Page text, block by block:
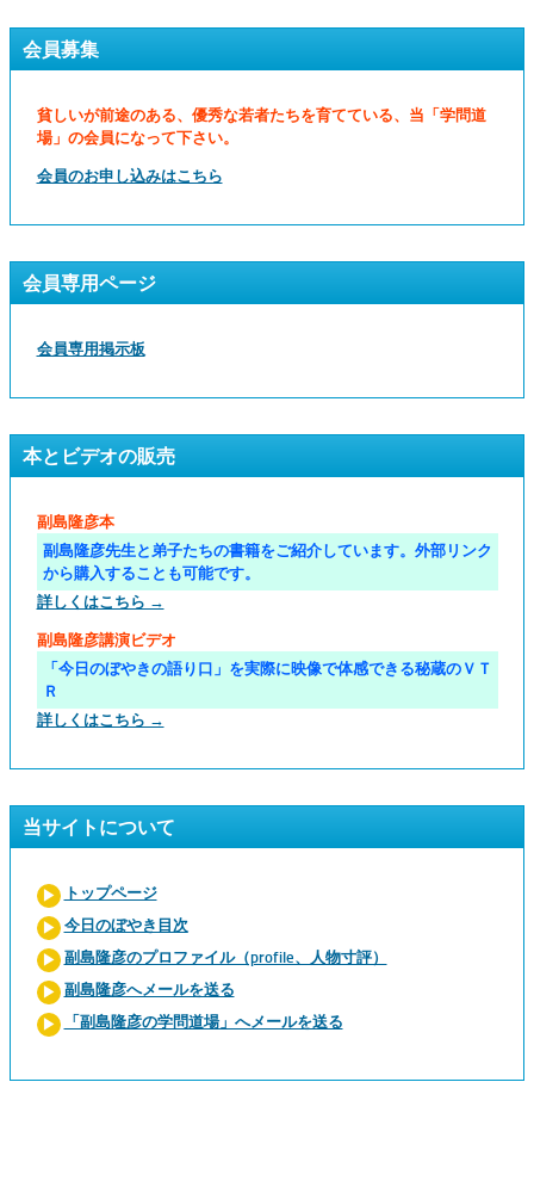
会員募集
貧しいが前途のある、優秀な若者たちを育てている、当「学問道
場」の会員になって下さい。
会員のお申し込みはこちら
会員専用ページ
会員専用掲示板
本とビデオの販売
副島隆彦本
副島隆彦先生と弟子たちの書籍をご紹介しています。外部リンク
から購入することも可能です。
詳しくはこちら →
副島隆彦講演ビデオ
「今日のぼやきの語り口」を実際に映像で体感できる秘蔵のＶＴ
Ｒ
詳しくはこちら →
当サイトについて
トップページ
今日のぼやき目次
副島隆彦のプロファイル（profile、人物寸評）
副島隆彦へメールを送る
「副島隆彦の学問道場」へメールを送る